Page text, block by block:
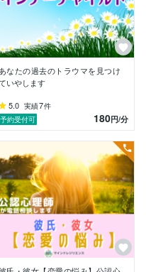
ウンセリング
よるセルフケア方法の
症候群（バーンアウ
の悩み相談
あなたの過去のトラウマを見つけ
いやします
5.0 実績7件
予約受付可
180円/分